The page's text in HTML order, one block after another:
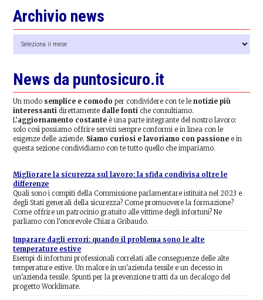
Archivio news
news
News da puntosicuro.it
Un modo semplice e comodo per condividere con te lenotizie più
interessanti direttamente dalle fonti che consultiamo.
L’aggiornamento costante è una parte integrante del nostro lavoro:
solo così possiamo offrire servizi sempre conformi e in linea con le
esigenze delle aziende. Siamo curiosi e lavoriamo con passione e in
questa sezione condividiamo con te tutto quello che impariamo.
Migliorare la sicurezza sul lavoro: la sfida condivisa oltre le
differenze
Quali sono i compiti della Commissione parlamentare istituita nel 2023 e
degli Stati generali della sicurezza? Come promuovere la formazione?
Come offrire un patrocinio gratuito alle vittime degli infortuni? Ne
parliamo con l'onorevole Chiara Gribaudo.
Imparare dagli errori: quando il problema sono le alte
temperature estive
Esempi di infortuni professionali correlati alle conseguenze delle alte
temperature estive. Un malore in un'azienda tessile e un decesso in
un'azienda tessile. Spunti per la prevenzione tratti da un decalogo del
progetto Worklimate.